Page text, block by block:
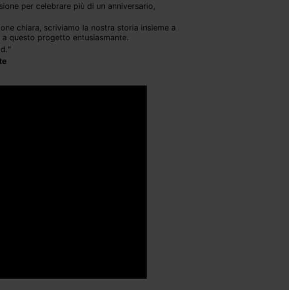
per celebrare più di un anniversario,
questo progetto entusiasmante.
"